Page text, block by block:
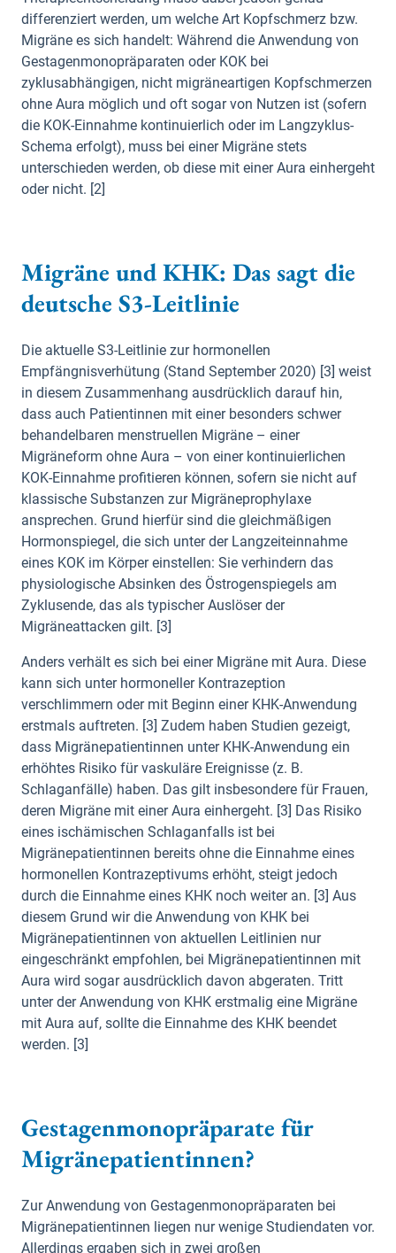
differenziert werden, um welche Art Kopfschmerz bzw.
Migräne es sich handelt: Während die Anwendung von
Gestagenmonopräparaten oder KOK bei
zyklusabhängigen, nicht migräneartigen Kopfschmerzen
ohne Aura möglich und oft sogar von Nutzen ist (sofern
die KOK-Einnahme kontinuierlich oder im Langzyklus-
Schema erfolgt), muss bei einer Migräne stets
unterschieden werden, ob diese mit einer Aura einhergeht
oder nicht. [2]
Migräne und KHK: Das sagt die
deutsche S3-Leitlinie
Die aktuelle S3-Leitlinie zur hormonellen
Empfängnisverhütung (Stand September 2020) [3] weist
in diesem Zusammenhang ausdrücklich darauf hin,
dass auch Patientinnen mit einer besonders schwer
behandelbaren menstruellen Migräne – einer
Migräneform ohne Aura – von einer kontinuierlichen
KOK-Einnahme profitieren können, sofern sie nicht auf
klassische Substanzen zur Migräneprophylaxe
ansprechen. Grund hierfür sind die gleichmäßigen
Hormonspiegel, die sich unter der Langzeiteinnahme
eines KOK im Körper einstellen: Sie verhindern das
physiologische Absinken des Östrogenspiegels am
Zyklusende, das als typischer Auslöser der
Migräneattacken gilt. [3]
Anders verhält es sich bei einer Migräne mit Aura. Diese
kann sich unter hormoneller Kontrazeption
verschlimmern oder mit Beginn einer KHK-Anwendung
erstmals auftreten. [3] Zudem haben Studien gezeigt,
dass Migränepatientinnen unter KHK-Anwendung ein
erhöhtes Risiko für vaskuläre Ereignisse (z. B.
Schlaganfälle) haben. Das gilt insbesondere für Frauen,
deren Migräne mit einer Aura einhergeht. [3] Das Risiko
eines ischämischen Schlaganfalls ist bei
Migränepatientinnen bereits ohne die Einnahme eines
hormonellen Kontrazeptivums erhöht, steigt jedoch
durch die Einnahme eines KHK noch weiter an. [3] Aus
diesem Grund wir die Anwendung von KHK bei
Migränepatientinnen von aktuellen Leitlinien nur
eingeschränkt empfohlen, bei Migränepatientinnen mit
Aura wird sogar ausdrücklich davon abgeraten. Tritt
unter der Anwendung von KHK erstmalig eine Migräne
mit Aura auf, sollte die Einnahme des KHK beendet
werden. [3]
Gestagenmonopräparate für
Migränepatientinnen?
Zur Anwendung von Gestagenmonopräparaten bei
Migränepatientinnen liegen nur wenige Studiendaten vor.
Allerdings ergaben sich in zwei großen